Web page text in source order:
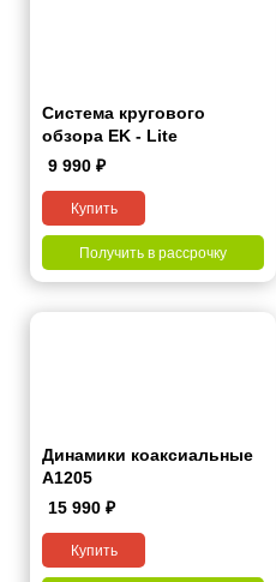
Система кругового
обзора EK - Lite
9 990 ₽
Купить
Получить в рассрочку
Динамики коаксиальные
А1205
15 990 ₽
Купить